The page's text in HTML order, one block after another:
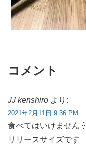
コメント
JJ kenshiro より:
2021年2月11日 9:36 PM
食べてはいけません💧
リリースサイズです